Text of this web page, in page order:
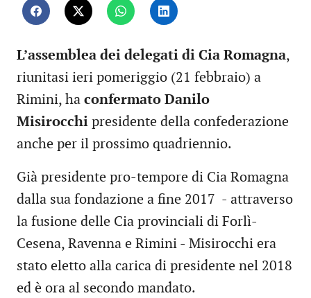
L’assemblea dei delegati di Cia Romagna,
riunitasi ieri pomeriggio (21 febbraio) a
Rimini, ha confermato Danilo
Misirocchi presidente della confederazione
anche per il prossimo quadriennio.
Già presidente pro-tempore di Cia Romagna
dalla sua fondazione a fine 2017 - attraverso
la fusione delle Cia provinciali di Forlì-
Cesena, Ravenna e Rimini - Misirocchi era
stato eletto alla carica di presidente nel 2018
ed è ora al secondo mandato.